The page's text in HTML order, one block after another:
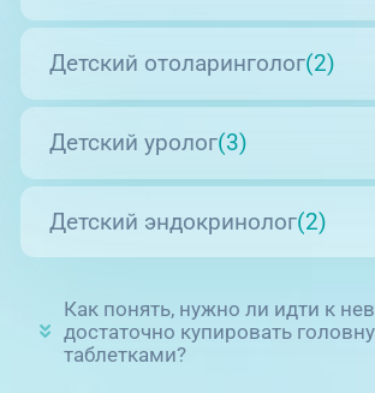
Детский отоларинголог(2)
Детский уролог(3)
Детский эндокринолог(2)
Как понять, нужно ли идти к
достаточно купировать
таблетками?